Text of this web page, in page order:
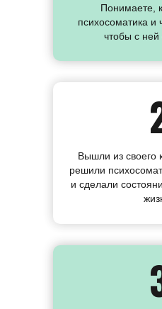
Понимаете,
психосоматика и
чтобы с ней
Вышли из своего
решили
и сделали